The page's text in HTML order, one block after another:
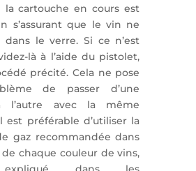
la cartouche en cours est
s’assurant que le vin ne
le verre. Si ce n’est
là à l’aide du pistolet,
précité. Cela ne pose
de passer d’une
l’autre avec la même
est préférable d’utiliser la
gaz recommandée dans
chaque couleur de vins,